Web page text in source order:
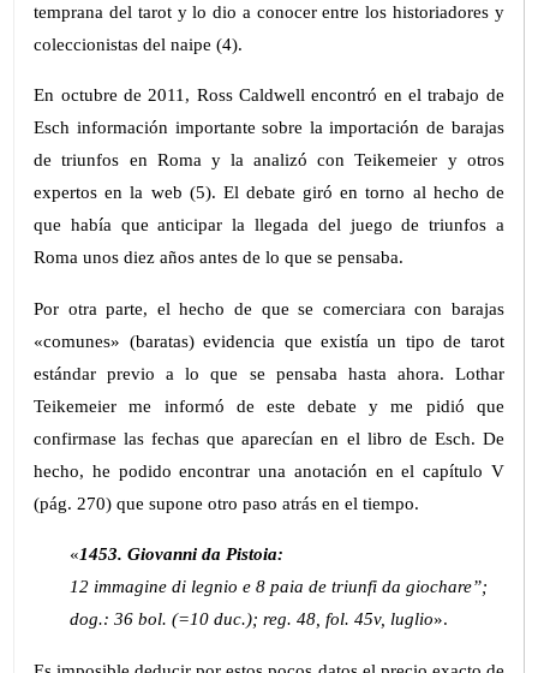
temprana del tarot y lo dio a conocer entre los historiadores y
coleccionistas del naipe (4).
En octubre de 2011, Ross Caldwell encontró en el trabajo de
Esch información importante sobre la importación de barajas
de triunfos en Roma y la analizó con Teikemeier y otros
expertos en la web (5). El debate giró en torno al hecho de
que había que anticipar la llegada del juego de triunfos a
Roma unos diez años antes de lo que se pensaba.
Por otra parte, el hecho de que se comerciara con barajas
«comunes» (baratas) evidencia que existía un tipo de tarot
estándar previo a lo que se pensaba hasta ahora. Lothar
Teikemeier me informó de este debate y me pidió que
confirmase las fechas que aparecían en el libro de Esch. De
hecho, he podido encontrar una anotación en el capítulo V
(pág. 270) que supone otro paso atrás en el tiempo.
«1453. Giovanni da Pistoia:
12 immagine di legnio e 8 paia de triunfi da giochare”;
dog.: 36 bol. (=10 duc.); reg. 48, fol. 45v, luglio».